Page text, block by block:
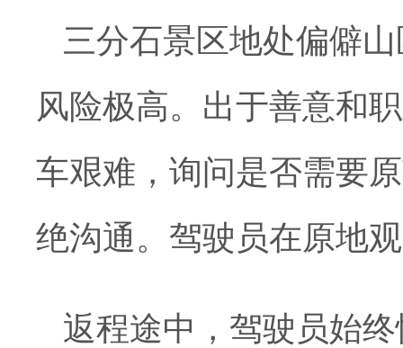
三分石景区地处偏僻
风险极高。出于善意和
车艰难，询问是否需要
绝沟通。驾驶员在原地
返程途中，驾驶员始